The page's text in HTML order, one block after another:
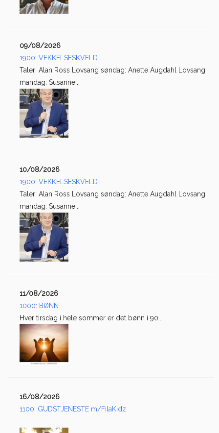
09/08/2026
1900: VEKKELSESKVELD
Taler: Alan Ross Lovsang søndag: Anette Augdahl Lovsang
mandag: Susanne...
10/08/2026
1900: VEKKELSESKVELD
Taler: Alan Ross Lovsang søndag: Anette Augdahl Lovsang
mandag: Susanne...
11/08/2026
1000: BØNN
Hver tirsdag i hele sommer er det bønn i 90...
16/08/2026
1100: GUDSTJENESTE m/FilaKidz